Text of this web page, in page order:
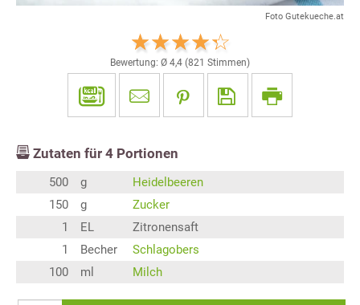
Foto Gutekueche.at
Bewertung: Ø 4,4 (821 Stimmen)
Zutaten für 4 Portionen
500 g
Heidelbeeren
150
g
Zucker
1
EL
Zitronensaft
1
Becher
Schlagobers
100
ml Milch